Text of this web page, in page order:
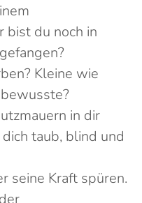
bist du noch in
Kleine wie
in dir
taub, blind und
seine Kraft spüren.